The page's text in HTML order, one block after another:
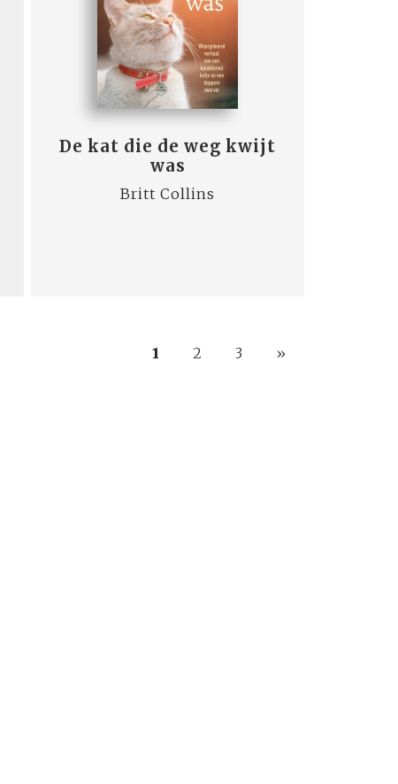
De kat die de weg kwijt
was
Britt Collins
1 2 3 »